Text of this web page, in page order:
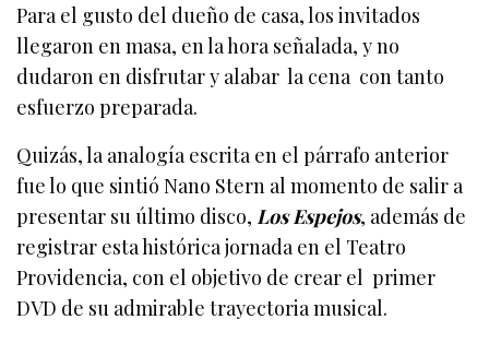
Para el gusto del dueño de casa, los invitados
llegaron en masa, en la hora señalada, y no
dudaron en disfrutar y alabar la cena con tanto
esfuerzo preparada.
Quizás, la analogía escrita en el párrafo anterior
fue lo que sintió Nano Stern al momento de salir a
presentar su último disco, Los Espejos, además de
registrar esta histórica jornada en el Teatro
Providencia, con el objetivo de crear el primer
DVD de su admirable trayectoria musical.